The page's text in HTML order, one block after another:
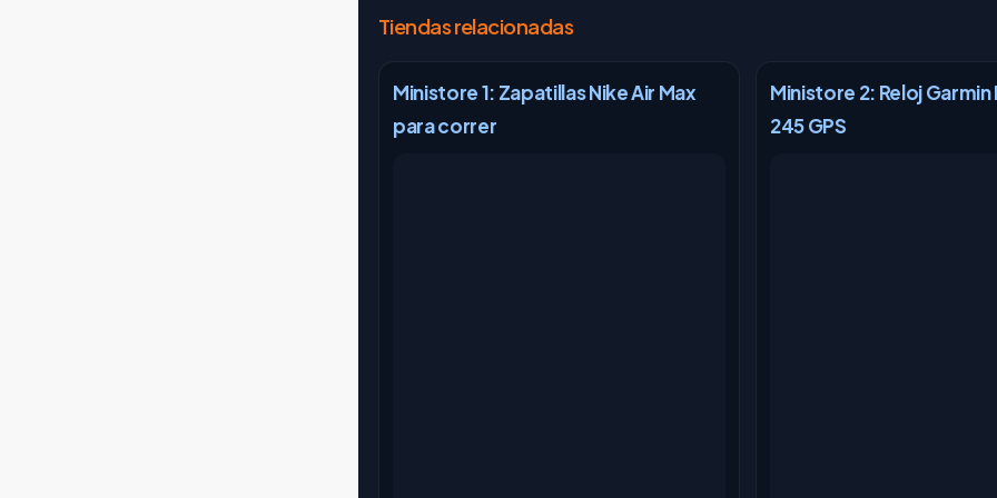
Tiendas relacionadas
Ministore 1: Zapatillas Nike Air Max
para correr
Ministore 2: Reloj
245 GPS